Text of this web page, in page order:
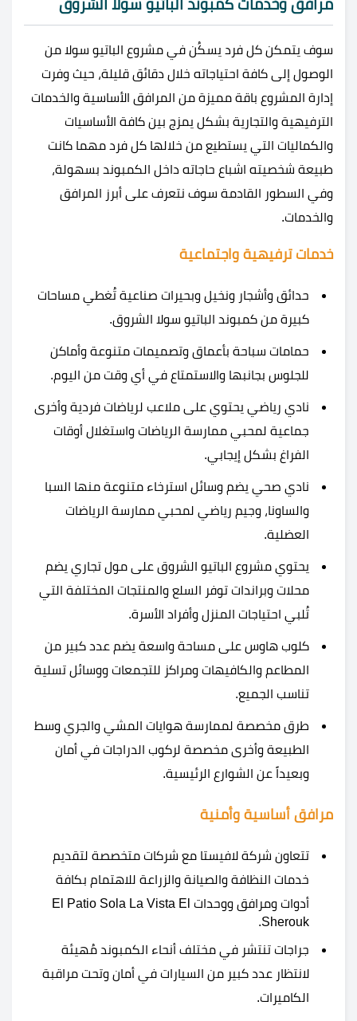
مرافق وخدمات كمبوند الباتيو سولا الشروق
سوف يتمكن كل فرد يسكُن في مشروع الباتيو سولا من
الوصول إلى كافة احتياجاته خلال دقائق قليلة، حيث وفرت
إدارة المشروع باقة مميزة من المرافق الأساسية والخدمات
الترفيهية والتجارية بشكل يمزج بين كافة الأساسيات
والكماليات التي يستطيع من خلالها كل فرد مهما كانت
طبيعة شخصيته اشباع حاجاته داخل الكمبوند بسهولة،
وفي السطور القادمة سوف نتعرف على أبرز المرافق
والخدمات.
خدمات ترفيهية واجتماعية
حدائق وأشجار ونخيل وبحيرات صناعية تُغطي مساحات
كبيرة من كمبوند الباتيو سولا الشروق.
حمامات سباحة بأعماق وتصميمات متنوعة وأماكن
للجلوس بجانبها والاستمتاع في أي وقت من اليوم.
نادي رياضي يحتوي على ملاعب لرياضات فردية وأخرى
جماعية لمحبي ممارسة الرياضات واستغلال أوقات
الفراغ بشكل إيجابي.
نادي صحي يضم وسائل استرخاء متنوعة منها السبا
والساونا، وجيم رياضي لمحبي ممارسة الرياضات
العضلية.
يحتوي مشروع الباتيو الشروق على مول تجاري يضم
محلات وبراندات توفر السلع والمنتجات المختلفة التي
تُلبي احتياجات المنزل وأفراد الأسرة.
كلوب هاوس على مساحة واسعة يضم عدد كبير من
المطاعم والكافيهات ومراكز للتجمعات ووسائل تسلية
تناسب الجميع.
طرق مخصصة لممارسة هوايات المشي والجري وسط
الطبيعة وأخرى مخصصة لركوب الدراجات في أمان
وبعيداً عن الشوارع الرئيسية.
مرافق أساسية وأمنية
تتعاون شركة لافيستا مع شركات متخصصة لتقديم
خدمات النظافة والصيانة والزراعة للاهتمام بكافة
أدوات ومرافق ووحدات El Patio Sola La Vista El
Sherouk.
جراجات تنتشر في مختلف أنحاء الكمبوند مُهيئة
لانتظار عدد كبير من السيارات في أمان وتحت مراقبة
الكاميرات.